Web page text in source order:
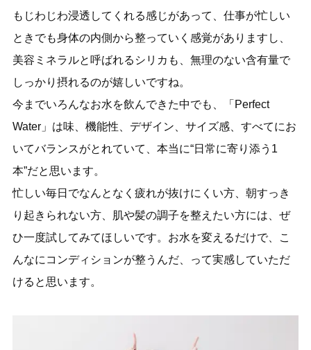
もじわじわ浸透してくれる感じがあって、仕事が忙しい
ときでも身体の内側から整っていく感覚がありますし、
美容ミネラルと呼ばれるシリカも、無理のない含有量で
しっかり摂れるのが嬉しいですね。
今までいろんなお水を飲んできた中でも、「Perfect
Water」は味、機能性、デザイン、サイズ感、すべてにお
いてバランスがとれていて、本当に“日常に寄り添う1
本”だと思います。
忙しい毎日でなんとなく疲れが抜けにくい方、朝すっき
り起きられない方、肌や髪の調子を整えたい方には、ぜ
ひ一度試してみてほしいです。お水を変えるだけで、こ
んなにコンディションが整うんだ、って実感していただ
けると思います。